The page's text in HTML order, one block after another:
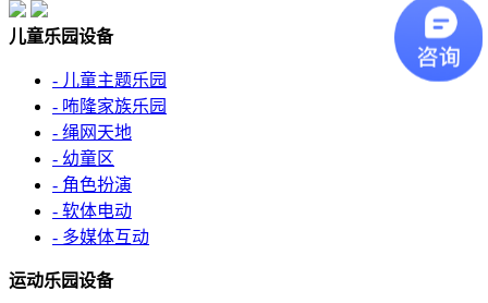
儿童乐园设备
- 儿童主题乐园
- 咘隆家族乐园
- 绳网天地
- 幼童区
- 角色扮演
- 软体电动
- 多媒体互动
运动乐园设备